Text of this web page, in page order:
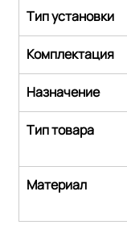
Тип установки
Комплектация
Назначение
Тип товара
Материал